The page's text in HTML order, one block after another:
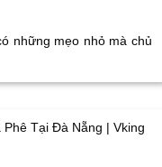
những mẹo nhỏ mà chủ
Tại Đà Nẵng | Vking